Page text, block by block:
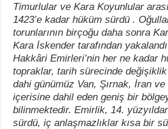
Timurlular ve Kara Koyunlular
1423’e kadar hüküm sürdü .
torunlarının birçoğu daha sonra
Kara İskender tarafından
Hakkâri Emirleri’nin her ne kadar
topraklar, tarih sürecinde
dahi günümüz Van, Şırnak, İran ve
içerisine dahil eden geniş bir
bilinmektedir. Emirlik, 14.
sürdü, iç anlaşmazlıklar kısa bir